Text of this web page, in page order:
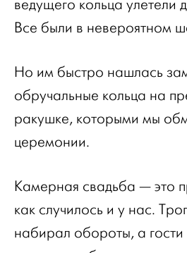
ведущего кольца улетели
Все были в невероятном
Но им быстро нашлась
обручальные кольца на
ракушке, которыми мы
церемонии.
Камерная свадьба — это
как случилось и у нас.
набирал обороты, а гости